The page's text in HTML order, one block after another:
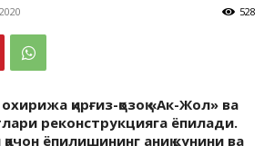
528
қирғиз-қозоқ «Ак-Жол» ва
реконструкцияга ёпилади.
ёпилишининг аниқ кунини ва